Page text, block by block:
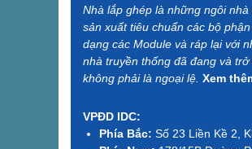
Nhà lắp ghép là những ngôi
sản xuất tiêu chuẩn các bộ
dạng các Module và ráp lại với
nhà truyền thống đã đang và
không phải là ngoại lệ. Xem
VPĐD IDC:
Phía Bắc: Số 23 Liền Kề 2,